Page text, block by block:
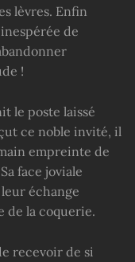
lèvres. Enfin
de
!
le poste laissé
ce noble invité, il
empreinte de
face joviale
échange
de la coquerie.
recevoir de si